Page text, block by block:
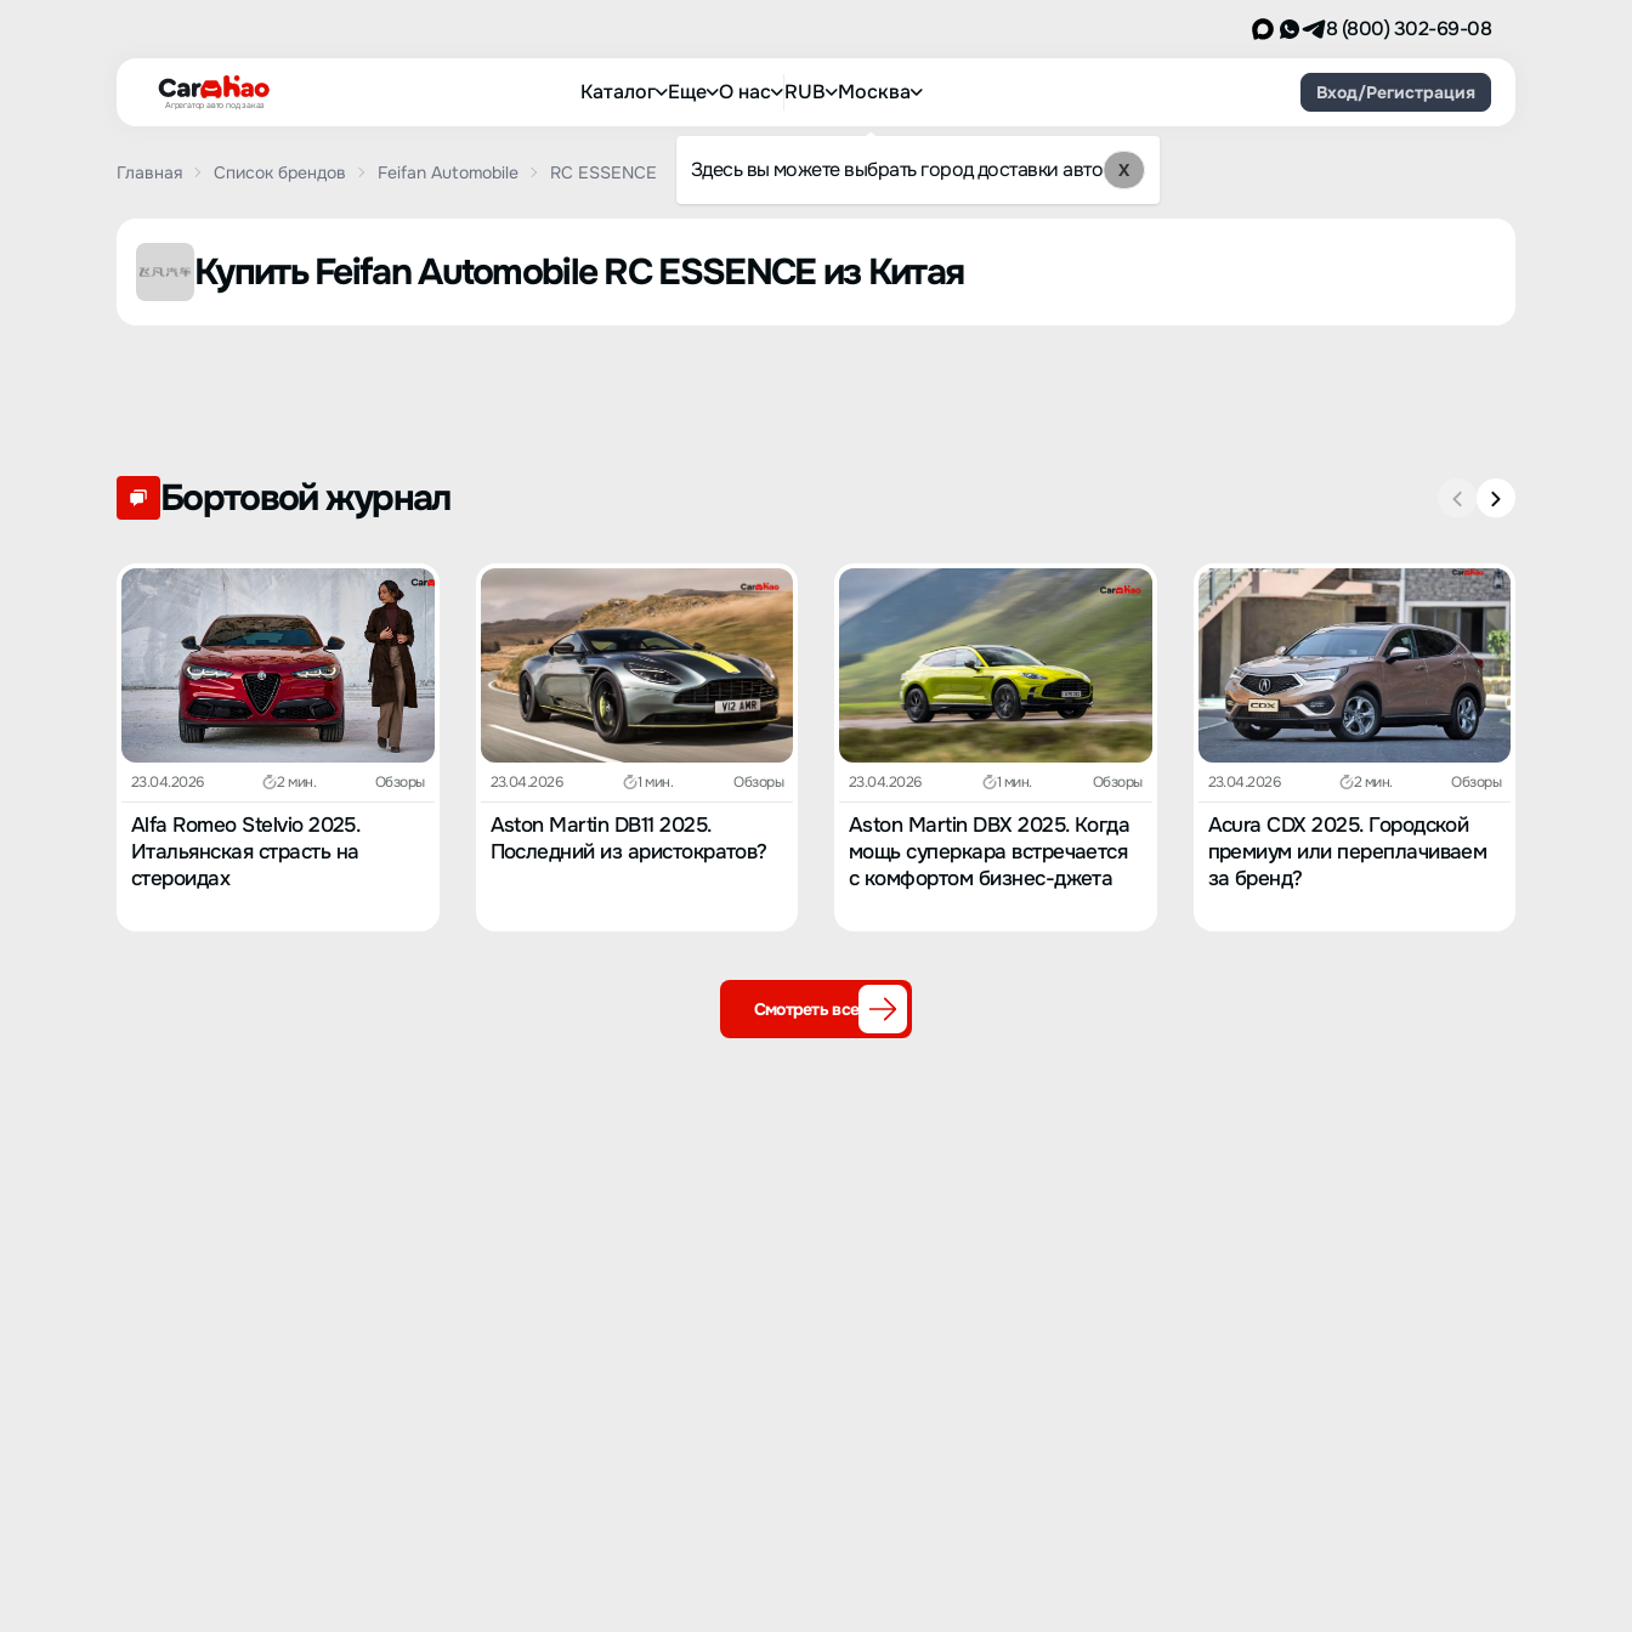
8 (800) 302-69-08
Агрегатор авто под заказ
Каталог Еще О нас RUB Москва
Здесь вы можете выбрать город доставки авто X
Вход/Регистрация
Главная Список брендов Feifan Automobile RC ESSENCE
Купить Feifan Automobile RC ESSENCE из Китая
Бортовой журнал
23.04.2026 2 мин. Обзоры
Alfa Romeo Stelvio 2025.
Итальянская страсть на
стероидах
23.04.2026 1 мин. Обзоры
Aston Martin DB11 2025.
Последний из аристократов?
23.04.2026 1 мин. Обзоры
Aston Martin DBX 2025. Когда
мощь суперкара встречается
с комфортом бизнес-джета
23.04.2026 2 мин. Обзоры
Acura CDX 2025. Городской
премиум или переплачиваем
за бренд?
Смотреть все